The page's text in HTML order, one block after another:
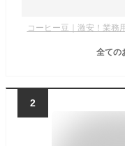
コーヒー豆｜激安！業務
全ての
2